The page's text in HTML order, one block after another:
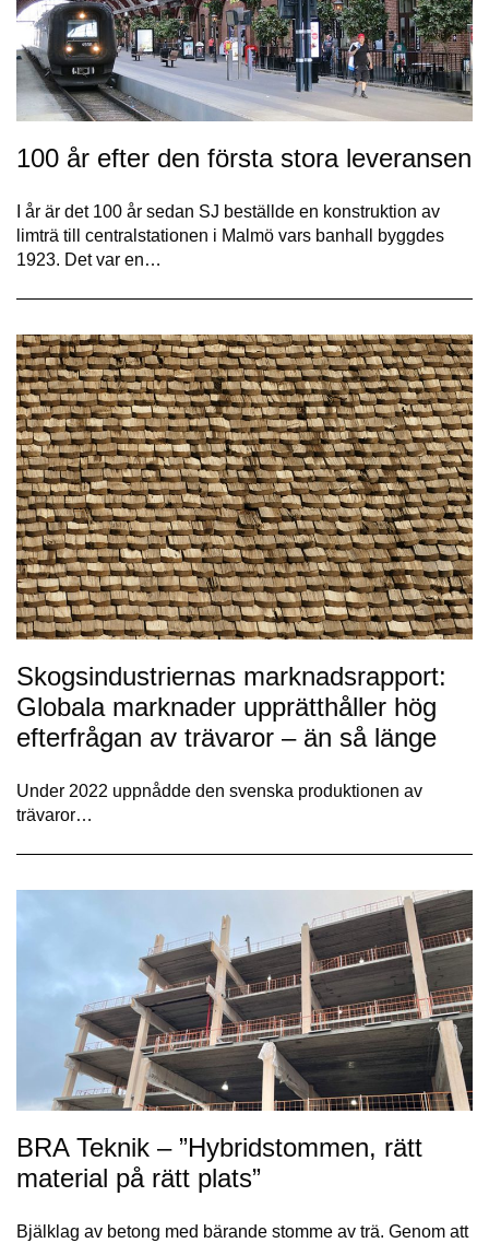
100 år efter den första stora leveransen
I år är det 100 år sedan SJ beställde en konstruktion av
limträ till centralstationen i Malmö vars banhall byggdes
1923. Det var en…
Skogsindustriernas marknadsrapport:
Globala marknader upprätthåller hög
efterfrågan av trävaror – än så länge
Under 2022 uppnådde den svenska produktionen av
trävaror…
BRA Teknik – ”Hybridstommen, rätt
material på rätt plats”
Bjälklag av betong med bärande stomme av trä. Genom att